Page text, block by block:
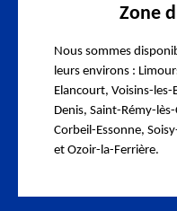
Zone
Nous sommes
leurs environs :
Elancourt, Voisins-
Denis, Saint-Rémy-
Corbeil-Essonne,
et Ozoir-la-Ferrière.